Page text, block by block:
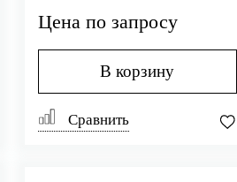
Цена по запросу
В корзину
Сравнить